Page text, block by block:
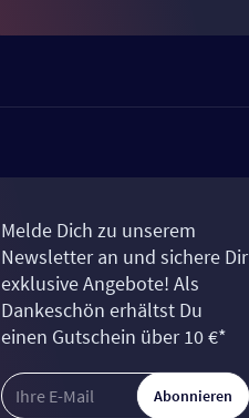
Melde Dich zu unserem
Newsletter an und sichere Dir
exklusive Angebote! Als
Dankeschön erhältst Du
einen Gutschein über 10 €*
Abonnieren